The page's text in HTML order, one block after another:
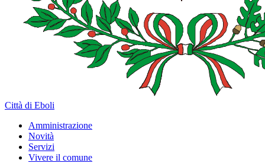
Città di Eboli
Amministrazione
Novità
Servizi
Vivere il comune